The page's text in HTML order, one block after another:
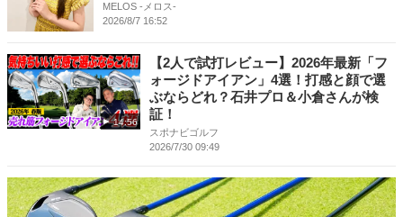
MELOS -メロス-
2026/8/7 16:52
14:56
【2人で試打レビュー】2026年最新「フ
ォージドアイアン」4選！打感と顔で選
ぶならどれ？石井プロ＆小倉さんが検
証！
スポナビゴルフ
2026/7/30 09:49